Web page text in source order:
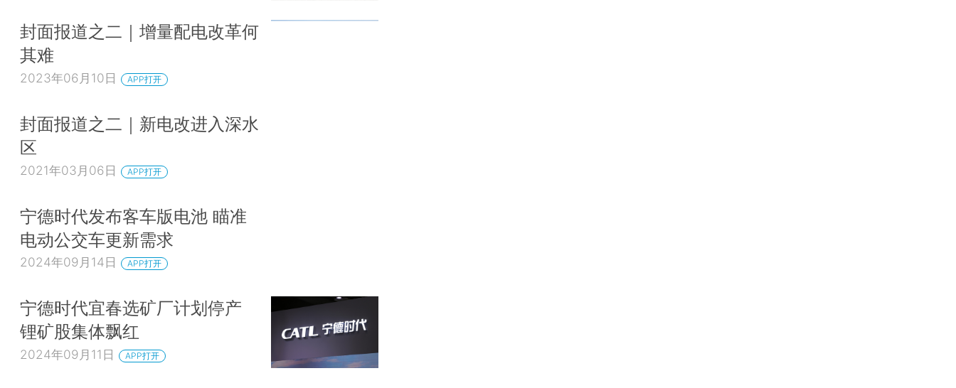
封面报道之二｜增量配电改革何
其难
2023年06月10日 APP打开
封面报道之二｜新电改进入深水
区
2021年03月06日 APP打开
宁德时代发布客车版电池 瞄准
电动公交车更新需求
2024年09月14日 APP打开
宁德时代宜春选矿厂计划停产
锂矿股集体飘红
2024年09月11日 APP打开